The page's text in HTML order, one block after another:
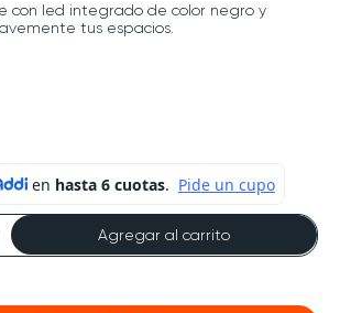
con led integrado de color negro y
tus espacios.
Agregar al carrito